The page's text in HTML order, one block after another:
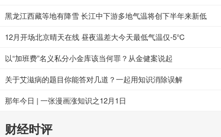
黑龙江西藏等地有降雪 长江中下游多地气温将创下半年来新低
12月开场北京晴天在线 昼夜温差大今天最低气温仅-5℃
以“加班费”名义私分小金库该当何罪？从金健案说起
关于艾滋病的题目你能答对几道？一起用知识消除误解
那年今日 | 一张漫画涨知识之12月1日
财经时评